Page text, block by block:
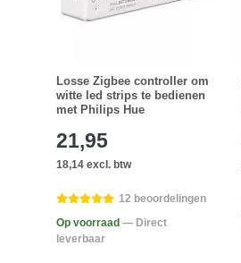
Losse Zigbee controller om
witte led strips te bedienen
met Philips Hue
21,95
18,14 excl. btw
12 beoordelingen
Op voorraad — Direct
leverbaar